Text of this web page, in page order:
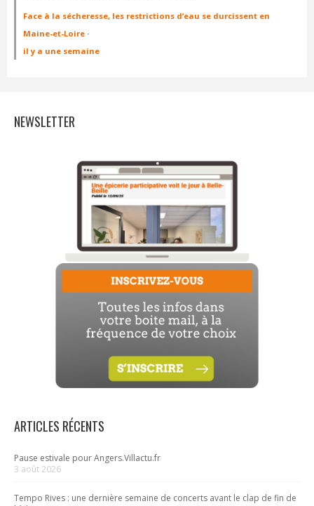
Face à la sécheresse, les restrictions d’eau se durcissent en
Maine-et-Loire ·
il y a une semaine
NEWSLETTER
ARTICLES RÉCENTS
Pause estivale pour Angers.Villactu.fr
3 août 2026
Tempo Rives : une dernière semaine de concerts avant le clap de fin de